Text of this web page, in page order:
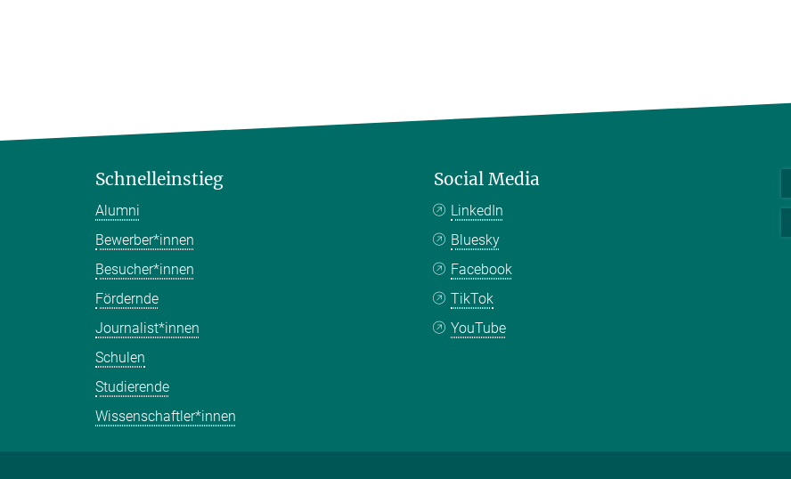
Schnelleinstieg
Alumni
Bewerber*innen
Besucher*innen
Fördernde
Journalist*innen
Schulen
Studierende
Wissenschaftler*innen
Social Media
LinkedIn
Bluesky
Facebook
TikTok
YouTube